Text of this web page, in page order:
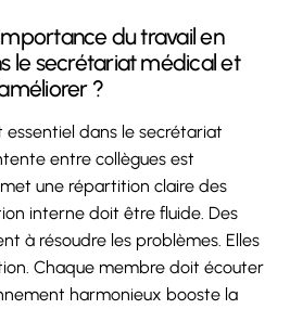
du travail en
le secrétariat médical et
?
essentiel dans le secrétariat
entre collègues est
une répartition claire des
interne doit être fluide. Des
à résoudre les problèmes. Elles
Chaque membre doit écouter
harmonieux booste la